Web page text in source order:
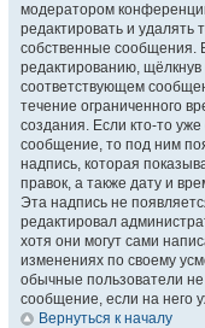
модератором
редактировать и удалять
собственные сообщения.
редактированию, щёлкнув
соответствующем
течение ограниченного
создания. Если кто-то
сообщение, то под ним
надпись, которая
правок, а также дату и
Эта надпись не
редактировал
хотя они могут сами
изменениях по своему
обычные пользователи не
сообщение, если на него
Вернуться к началу